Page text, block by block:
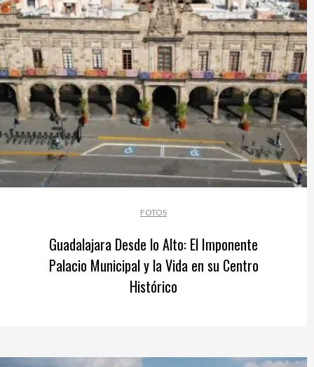
FOTOS
Guadalajara Desde lo Alto: El Imponente
Palacio Municipal y la Vida en su Centro
Histórico